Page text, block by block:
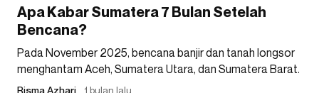
Apa Kabar Sumatera 7 Bulan Setelah
Bencana?
Pada November 2025, bencana banjir dan tanah longsor
menghantam Aceh, Sumatera Utara, dan Sumatera Barat.
Risma Azhari 1 bulan lalu